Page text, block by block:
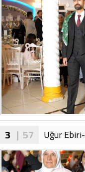
3 | 57 Uğur